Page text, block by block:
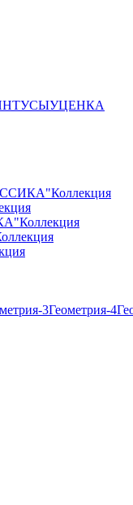
УЦЕНКА
Коллекция
Коллекция
3Геометрия-4